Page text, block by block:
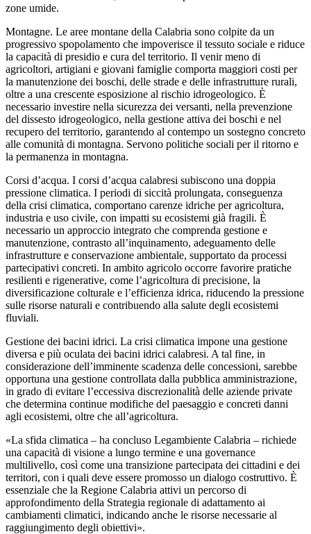
zone umide.
Montagne. Le aree montane della Calabria sono colpite da un
progressivo spopolamento che impoverisce il tessuto sociale e riduce
la capacità di presidio e cura del territorio. Il venir meno di
agricoltori, artigiani e giovani famiglie comporta maggiori costi per
la manutenzione dei boschi, delle strade e delle infrastrutture rurali,
oltre a una crescente esposizione al rischio idrogeologico. È
necessario investire nella sicurezza dei versanti, nella prevenzione
del dissesto idrogeologico, nella gestione attiva dei boschi e nel
recupero del territorio, garantendo al contempo un sostegno concreto
alle comunità di montagna. Servono politiche sociali per il ritorno e
la permanenza in montagna.
Corsi d’acqua. I corsi d’acqua calabresi subiscono una doppia
pressione climatica. I periodi di siccità prolungata, conseguenza
della crisi climatica, comportano carenze idriche per agricoltura,
industria e uso civile, con impatti su ecosistemi già fragili. È
necessario un approccio integrato che comprenda gestione e
manutenzione, contrasto all’inquinamento, adeguamento delle
infrastrutture e conservazione ambientale, supportato da processi
partecipativi concreti. In ambito agricolo occorre favorire pratiche
resilienti e rigenerative, come l’agricoltura di precisione, la
diversificazione colturale e l’efficienza idrica, riducendo la pressione
sulle risorse naturali e contribuendo alla salute degli ecosistemi
fluviali.
Gestione dei bacini idrici. La crisi climatica impone una gestione
diversa e più oculata dei bacini idrici calabresi. A tal fine, in
considerazione dell’imminente scadenza delle concessioni, sarebbe
opportuna una gestione controllata dalla pubblica amministrazione,
in grado di evitare l’eccessiva discrezionalità delle aziende private
che determina continue modifiche del paesaggio e concreti danni
agli ecosistemi, oltre che all’agricoltura.
«La sfida climatica – ha concluso Legambiente Calabria – richiede
una capacità di visione a lungo termine e una governance
multilivello, così come una transizione partecipata dei cittadini e dei
territori, con i quali deve essere promosso un dialogo costruttivo. È
essenziale che la Regione Calabria attivi un percorso di
approfondimento della Strategia regionale di adattamento ai
cambiamenti climatici, indicando anche le risorse necessarie al
raggiungimento degli obiettivi».